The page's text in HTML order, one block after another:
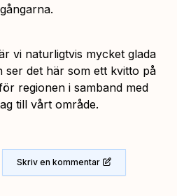
vi naturligtvis mycket glada
ser det här som ett kvitto på
regionen i samband med
till vårt område.
Skriv en kommentar